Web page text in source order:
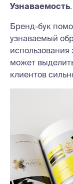
Узнаваемость.
Бренд-бук
узнаваемый
может
клиентов